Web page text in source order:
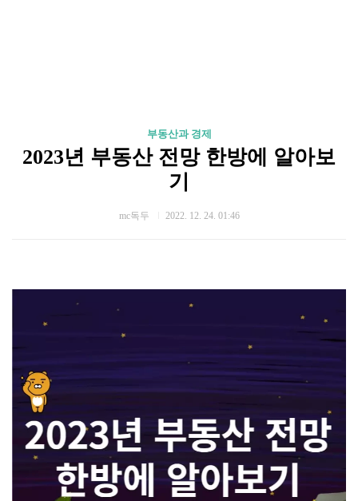
부동산과 경제
2023년 부동산 전망 한방에 알아보
기
mc독두 2022. 12. 24. 01:46